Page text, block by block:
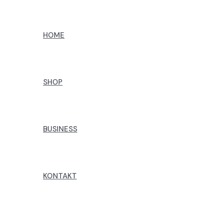
HOME
SHOP
BUSINESS
KONTAKT